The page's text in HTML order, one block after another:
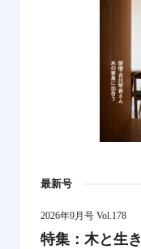
最新号
2026年9月号 Vol.178
特集：木と生